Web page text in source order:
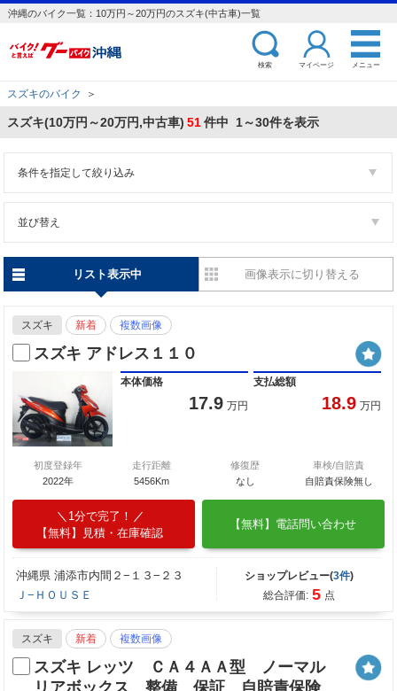
沖縄のバイク一覧：10万円～20万円のスズキ(中古車)一覧
検索 マイページ メニュー
スズキのバイク ＞
スズキ(10万円～20万円,中古車) 51件中 1～30件を表示
条件を指定して絞り込み
並び替え
リスト表示中 画像表示に切り替える
スズキ 新着 複数画像
スズキ アドレス１１０
本体価格
17.9 万円
支払総額
18.9 万円
初度登録年
2022年
走行距離
5456Km
修復歴
なし
車検/自賠責
自賠責保険無し
1分で完了！
【無料】見積・在庫確認
【無料】電話問い合わせ
沖縄県 浦添市内間２−１３−２３
Ｊ−ＨＯＵＳＥ
ショップレビュー(3件)
総合評価: 5 点
スズキ 新着 複数画像
スズキ レッツ ＣＡ４ＡＡ型 ノーマル